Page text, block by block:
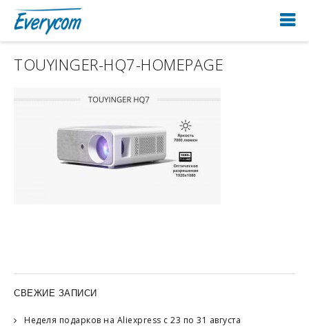
TOUYINGER-HQ7-HOMEPAGE
СВЕЖИЕ ЗАПИСИ
Неделя подарков на Aliexpress с 23 по 31 августа